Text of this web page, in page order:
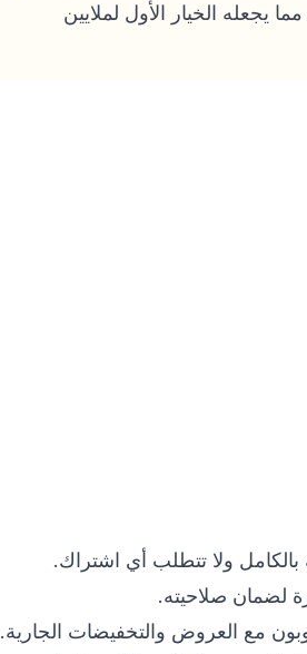
يجعله الخيار الأول لملايين
لضمان صلاحيته.
مع العروض والتخفيضات الجارية.